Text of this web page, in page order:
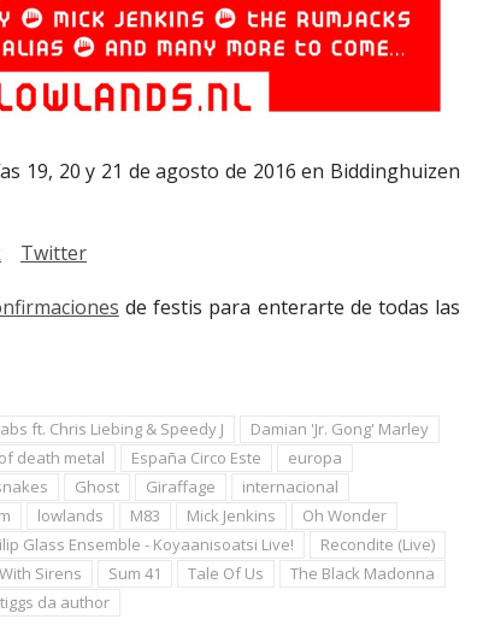
19, 20 y 21 de agosto de 2016 en Biddinghuizen
Twitter
de festis para enterarte de todas las
ft. Chris Liebing & Speedy J
Damian 'Jr. Gong' Marley
death metal España Circo Este
europa
Ghost Giraffage
internacional
lowlands M83 Mick Jenkins
Oh Wonder
Glass Ensemble - Koyaanisoatsi Live!
Recondite (Live)
Sirens Sum 41 Tale Of Us
The Black Madonna
tiggs da author